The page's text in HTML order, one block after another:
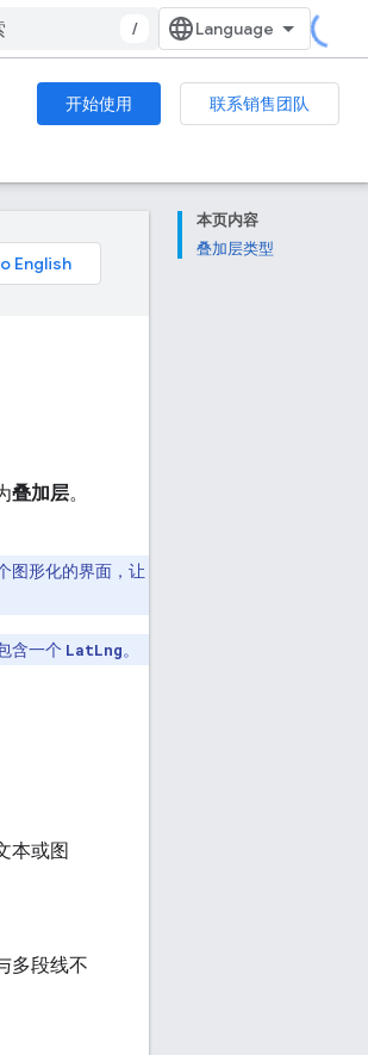
/
开始使用
联系销售团队
本页内容
叠加层类型
叠加层。
图形化的界面，让
含一个 LatLng。
本或图
多段线不